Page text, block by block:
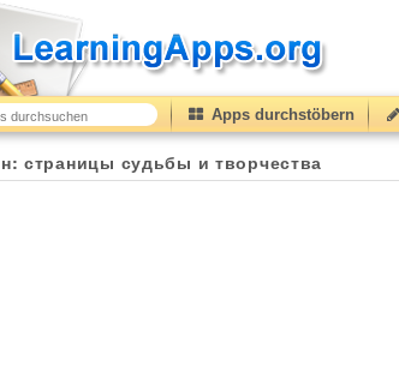
Apps durchstöbern
страницы судьбы и творчества